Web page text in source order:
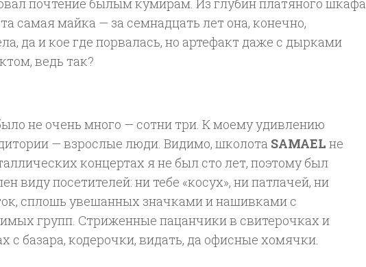
почтение былым кумирам. Из глубин платяного шкафа
самая майка — за семнадцать лет она, конечно,
да и кое где порвалась, но артефакт даже с дырками
ведь так?
не очень много — сотни три. К моему удивлению
— взрослые люди. Видимо, школота SAMAEL не
концертах я не был сто лет, поэтому был
виду посетителей: ни тебе «косух», ни патлачей, ни
сплошь увешанных значками и нашивками с
групп. Стриженные пацанчики в свитерочках и
с базара, кодерочки, видать, да офисные хомячки.